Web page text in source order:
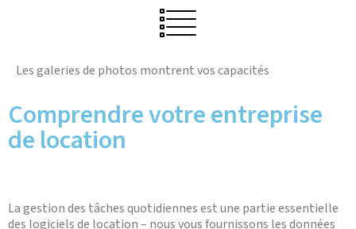
Les galeries de photos montrent vos capacités
Comprendre votre entreprise
de location
La gestion des tâches quotidiennes est une partie essentielle
des logiciels de location – nous vous fournissons les données